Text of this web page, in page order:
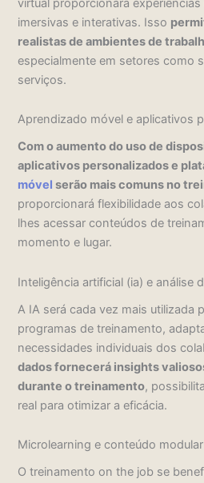
virtual proporcionará
imersivas e interativas. Isso
realistas de ambientes de
especialmente em setores como
serviços.
Aprendizado móvel e aplicativos
Com o aumento do uso de
aplicativos personalizados e
móvel serão mais comuns no
proporcionará flexibilidade aos
lhes acessar conteúdos de
momento e lugar.
Inteligência artificial (ia) e análise
A IA será cada vez mais utilizada
programas de treinamento,
necessidades individuais dos
dados fornecerá insights
durante o treinamento,
real para otimizar a eficácia.
Microlearning e conteúdo modular
O treinamento on the job se